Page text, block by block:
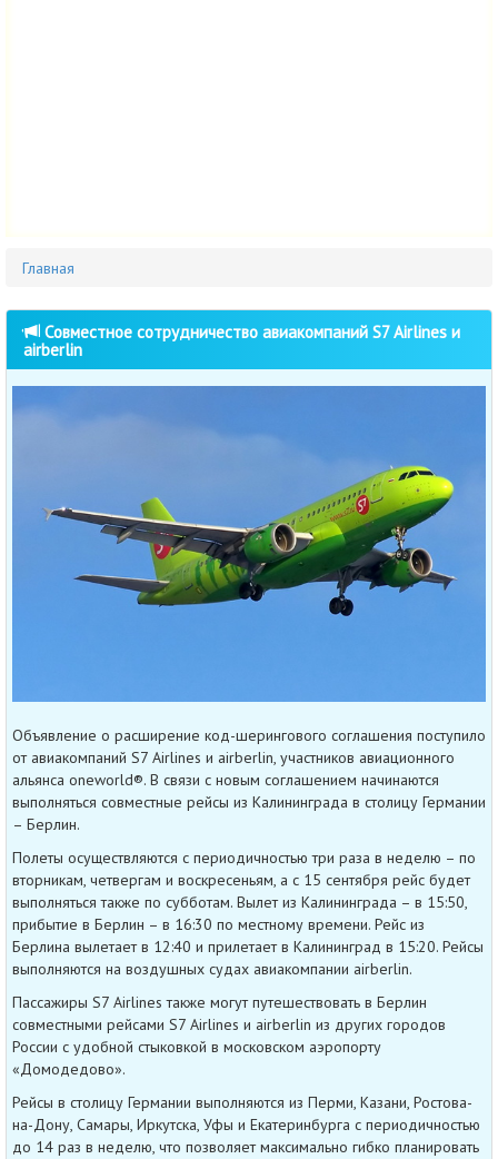
Главная
Совместное сотрудничество авиакомпаний S7 Airlines и
airberlin
Объявление о расширение код-шерингового соглашения поступило
от авиакомпаний S7 Airlines и airberlin, участников авиационного
альянса oneworld®. В связи с новым соглашением начинаются
выполняться совместные рейсы из Калининграда в столицу Германии
– Берлин.
Полеты осуществляются с периодичностью три раза в неделю – по
вторникам, четвергам и воскресеньям, а с 15 сентября рейс будет
выполняться также по субботам. Вылет из Калининграда – в 15:50,
прибытие в Берлин – в 16:30 по местному времени. Рейс из
Берлина вылетает в 12:40 и прилетает в Калининград в 15:20. Рейсы
выполняются на воздушных судах авиакомпании airberlin.
Пассажиры S7 Airlines также могут путешествовать в Берлин
совместными рейсами S7 Airlines и airberlin из других городов
России с удобной стыковкой в московском аэропорту
«Домодедово».
Рейсы в столицу Германии выполняются из Перми, Казани, Ростова-
на-Дону, Самары, Иркутска, Уфы и Екатеринбурга с периодичностью
до 14 раз в неделю, что позволяет максимально гибко планировать